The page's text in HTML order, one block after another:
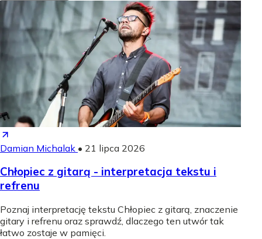
Damian Michalak • 21 lipca 2026
Chłopiec z gitarą - interpretacja tekstu i
refrenu
Poznaj interpretację tekstu Chłopiec z gitarą, znaczenie
gitary i refrenu oraz sprawdź, dlaczego ten utwór tak
łatwo zostaje w pamięci.